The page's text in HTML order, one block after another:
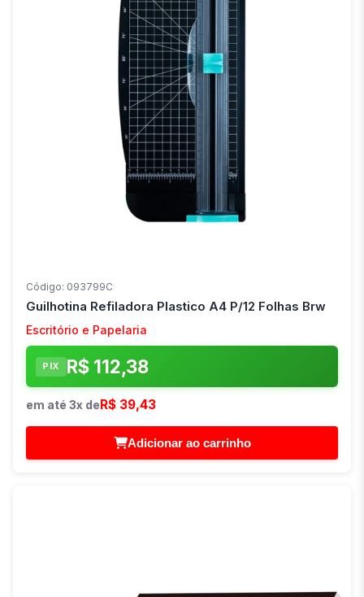
Código: 093799C
Guilhotina Refiladora Plastico A4 P/12 Folhas Brw
Escritório e Papelaria
PIX R$ 112,38
em até 3x de R$ 39,43
Adicionar ao carrinho